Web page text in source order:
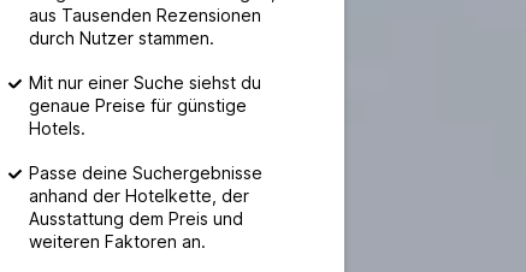
aus Tausenden Rezensionen
durch Nutzer stammen.
Mit nur einer Suche siehst du
genaue Preise für günstige
Hotels.
Passe deine Suchergebnisse
anhand der Hotelkette, der
Ausstattung dem Preis und
weiteren Faktoren an.